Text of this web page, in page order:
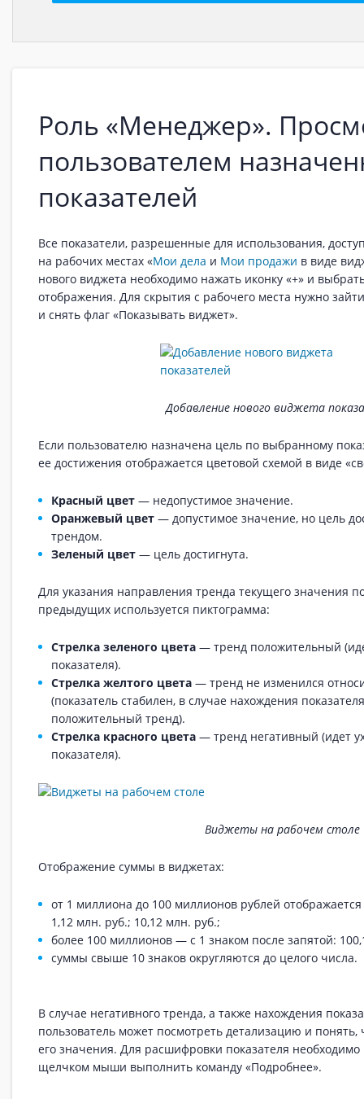
Роль «Менеджер».
пользователем
показателей
Все показатели, разрешенные для использования,
на рабочих местах «Мои дела и Мои продажи в виде
нового виджета необходимо нажать иконку «+» и
отображения. Для скрытия с рабочего места нужно
и снять флаг «Показывать виджет».
Добавление нового виджета
Если пользователю назначена цель по выбранному
ее достижения отображается цветовой схемой в виде
Красный цвет — недопустимое значение.
Оранжевый цвет — допустимое значение, но цель
трендом.
Зеленый цвет — цель достигнута.
Для указания направления тренда текущего значения
предыдущих используется пиктограмма:
Стрелка зеленого цвета — тренд положительный
показателя).
Стрелка желтого цвета — тренд не изменился
(показатель стабилен, в случае нахождения
положительный тренд).
Стрелка красного цвета — тренд негативный (идет
показателя).
Виджеты на рабочем столе
Отображение суммы в виджетах:
от 1 миллиона до 100 миллионов рублей
1,12 млн. руб.; 10,12 млн. руб.;
более 100 миллионов — с 1 знаком после запятой:
суммы свыше 10 знаков округляются до целого числа.
В случае негативного тренда, а также нахождения
пользователь может посмотреть детализацию и понять,
его значения. Для расшифровки показателя
щелчком мыши выполнить команду «Подробнее».